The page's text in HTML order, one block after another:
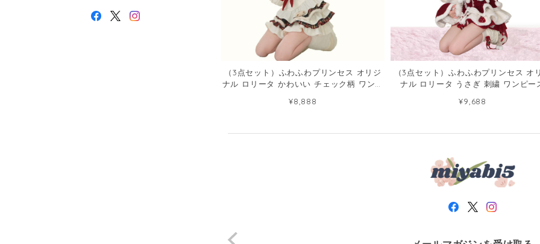
（3点セット）ふわふわプリンセス オリジ
ナル ロリータ かわいい チェック柄 ワンピ
¥8,888
（3点セット）ふわふわプリンセス オ
ナル ロリータ うさぎ 刺繍 ワンピー
¥9,688